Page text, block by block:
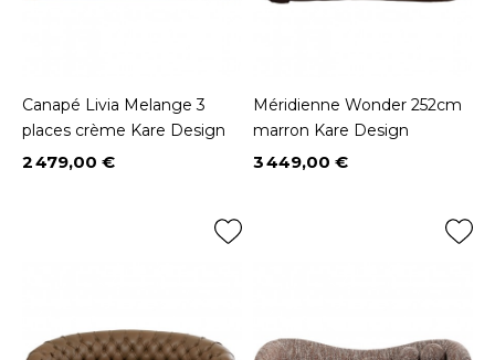
Canapé Livia Melange 3
places crème Kare Design
Prix
2 479,00 €
Méridienne Wonder 252cm
marron Kare Design
Prix
3 449,00 €